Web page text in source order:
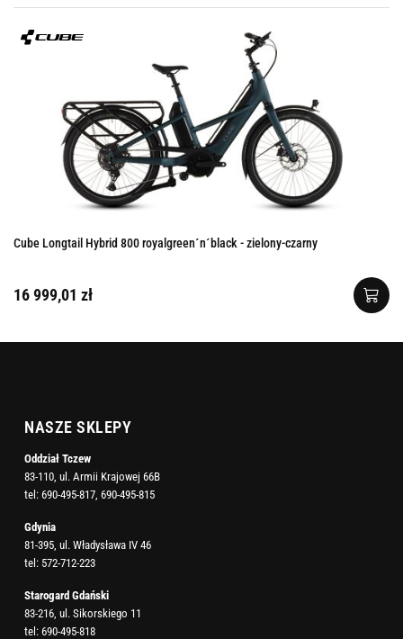
Cube Longtail Hybrid 800 royalgreen´n´black - zielony-czarny
16 999,01 zł
NASZE SKLEPY
Oddział Tczew
83-110, ul. Armii Krajowej 66B
tel: 690-495-817, 690-495-815
Gdynia
81-395, ul. Władysława IV 46
tel: 572-712-223
Starogard Gdański
83-216, ul. Sikorskiego 11
tel: 690-495-818